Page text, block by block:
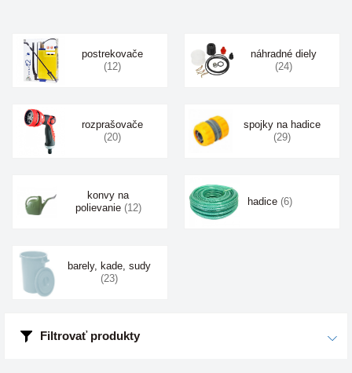
postrekovače
(12)
náhradné diely
(24)
rozprašovače
(20)
spojky na hadice
(29)
konvy na
polievanie (12)
hadice (6)
barely, kade, sudy
(23)
Filtrovať produkty